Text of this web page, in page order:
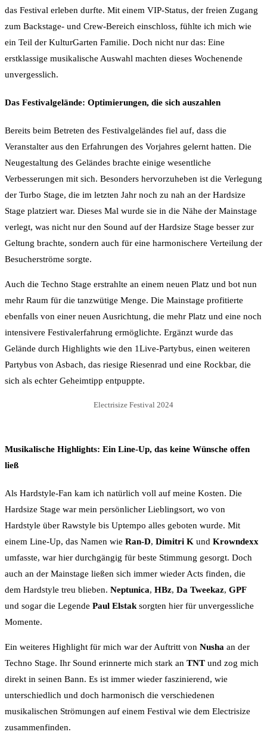
das Festival erleben durfte. Mit einem VIP-Status, der freien Zugang
zum Backstage- und Crew-Bereich einschloss, fühlte ich mich wie
ein Teil der KulturGarten Familie. Doch nicht nur das: Eine
erstklassige musikalische Auswahl machten dieses Wochenende
unvergesslich.
Das Festivalgelände: Optimierungen, die sich auszahlen
Bereits beim Betreten des Festivalgeländes fiel auf, dass die
Veranstalter aus den Erfahrungen des Vorjahres gelernt hatten. Die
Neugestaltung des Geländes brachte einige wesentliche
Verbesserungen mit sich. Besonders hervorzuheben ist die Verlegung
der Turbo Stage, die im letzten Jahr noch zu nah an der Hardsize
Stage platziert war. Dieses Mal wurde sie in die Nähe der Mainstage
verlegt, was nicht nur den Sound auf der Hardsize Stage besser zur
Geltung brachte, sondern auch für eine harmonischere Verteilung der
Besucherströme sorgte.
Auch die Techno Stage erstrahlte an einem neuen Platz und bot nun
mehr Raum für die tanzwütige Menge. Die Mainstage profitierte
ebenfalls von einer neuen Ausrichtung, die mehr Platz und eine noch
intensivere Festivalerfahrung ermöglichte. Ergänzt wurde das
Gelände durch Highlights wie den 1Live-Partybus, einen weiteren
Partybus von Asbach, das riesige Riesenrad und eine Rockbar, die
sich als echter Geheimtipp entpuppte.
Electrisize Festival 2024
Musikalische Highlights: Ein Line-Up, das keine Wünsche offen
ließ
Als Hardstyle-Fan kam ich natürlich voll auf meine Kosten. Die
Hardsize Stage war mein persönlicher Lieblingsort, wo von
Hardstyle über Rawstyle bis Uptempo alles geboten wurde. Mit
einem Line-Up, das Namen wie Ran-D, Dimitri K und Krowndexx
umfasste, war hier durchgängig für beste Stimmung gesorgt. Doch
auch an der Mainstage ließen sich immer wieder Acts finden, die
dem Hardstyle treu blieben. Neptunica, HBz, Da Tweekaz, GPF
und sogar die Legende Paul Elstak sorgten hier für unvergessliche
Momente.
Ein weiteres Highlight für mich war der Auftritt von Nusha an der
Techno Stage. Ihr Sound erinnerte mich stark an TNT und zog mich
direkt in seinen Bann. Es ist immer wieder faszinierend, wie
unterschiedlich und doch harmonisch die verschiedenen
musikalischen Strömungen auf einem Festival wie dem Electrisize
zusammenfinden.